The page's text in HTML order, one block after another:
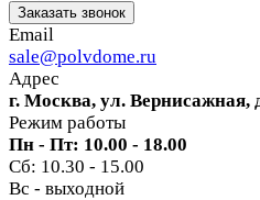
Заказать звонок
Email
sale@polvdome.ru
Адрес
г. Москва, ул. Вернисажная,
Режим работы
Пн - Пт: 10.00 - 18.00
Сб: 10.30 - 15.00
Вс - выходной